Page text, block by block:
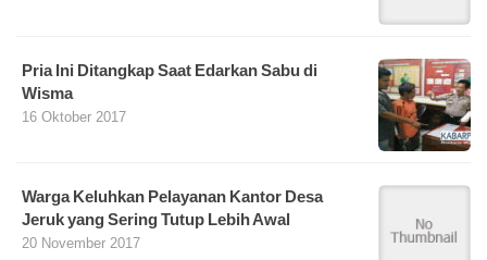
Pria Ini Ditangkap Saat Edarkan Sabu di
Wisma
16 Oktober 2017
Warga Keluhkan Pelayanan Kantor Desa
Jeruk yang Sering Tutup Lebih Awal
20 November 2017